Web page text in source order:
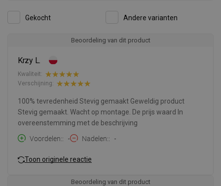
Gekocht Andere varianten
Beoordeling van dit product
Krzy L.
Kwaliteit:
Verschijning:
100% tevredenheid Stevig gemaakt Geweldig product
Stevig gemaakt. Wacht op montage. De prijs waard In
overeenstemming met de beschrijving
Voordelen:
- Nadelen: -
Toon originele reactie
Beoordeling van dit product